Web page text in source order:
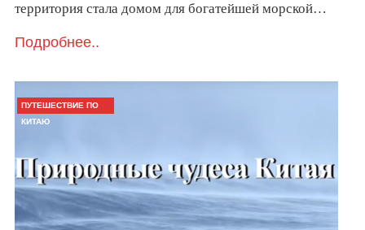
территория стала домом для богатейшей морской…
Подробнее..
ПУТЕШЕСТВИЕ ПО
КИТАЮ